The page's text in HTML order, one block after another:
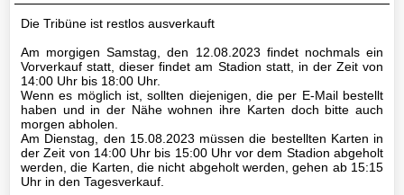
Tennis
Volleyball
Stockschützen
Gymnastik
Die Tribüne ist restlos ausverkauft
Am morgigen Samstag, den 12.08.2023 findet nochmals ein
Vorverkauf statt, dieser findet am Stadion statt, in der Zeit von
14:00 Uhr bis 18:00 Uhr.
Wenn es möglich ist, sollten diejenigen, die per E-Mail bestellt
haben und in der Nähe wohnen ihre Karten doch bitte auch
morgen abholen.
Am Dienstag, den 15.08.2023 müssen die bestellten Karten in
der Zeit von 14:00 Uhr bis 15:00 Uhr vor dem Stadion abgeholt
werden, die Karten, die nicht abgeholt werden, gehen ab 15:15
Uhr in den Tagesverkauf.